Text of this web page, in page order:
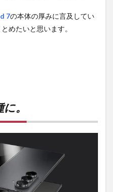
7の本体の厚みに言及してい
めたいと思います。
。